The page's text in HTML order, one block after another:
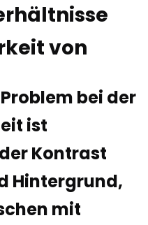
von
bei der
ist
Kontrast
Hintergrund,
mit